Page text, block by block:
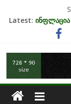
Latest:
EU-ის
უძრავი